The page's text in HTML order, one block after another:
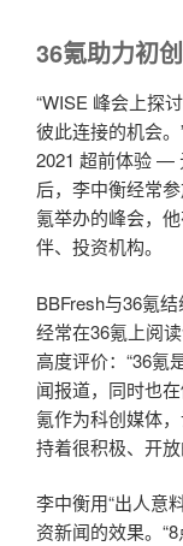
36氪助力初
“WISE 峰会上探
彼此连接的机会
2021 超前体验 —
后，李中衡经常
氪举办的峰会，
伴、投资机构。
BBFresh与36氪
经常在36氪上阅
高度评价：“36氪
闻报道，同时也
氪作为科创媒体
持着很积极、开
李中衡用“出人意
资新闻的效果。